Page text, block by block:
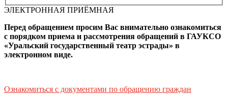
Вы бронируете места наМероприятие состоитсяЗал
Промокод
Применить
Фамилия, Имя (Отчество
мобильный номер телефона
Способ оплаты
ЭЛЕКТРОННАЯ ПРИЁМНАЯ
Перед обращением просим Вас внимательно ознакомиться
с порядком приема и рассмотрения обращений в ГАУКСО
«Уральский государственный театр эстрады» в
электронном виде.
Ознакомиться с документами по обращению граждан